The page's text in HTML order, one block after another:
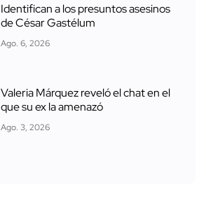
Identifican a los presuntos asesinos
de César Gastélum
Ago. 6, 2026
Valeria Márquez reveló el chat en el
que su ex la amenazó
Ago. 3, 2026